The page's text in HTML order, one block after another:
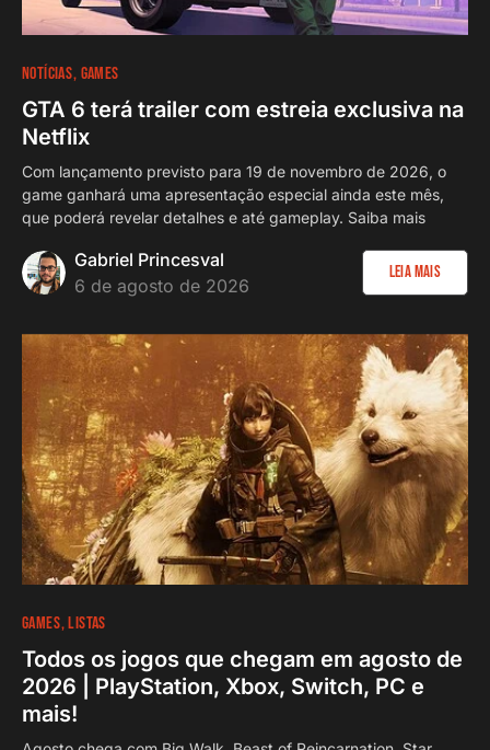
NOTÍCIAS GAMES
GTA 6 terá trailer com estreia exclusiva na
Netflix
Com lançamento previsto para 19 de novembro de 2026, o
game ganhará uma apresentação especial ainda este mês,
que poderá revelar detalhes e até gameplay. Saiba mais
Gabriel Princesval
6 de agosto de 2026
Leia Mais
GAMES LISTAS
Todos os jogos que chegam em agosto de
2026 | PlayStation, Xbox, Switch, PC e
mais!